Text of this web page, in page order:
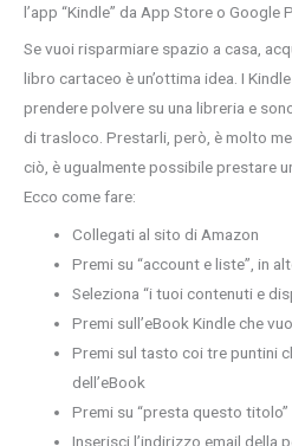
l’app “Kindle” da App Store o Google
Se vuoi risparmiare spazio a casa,
libro cartaceo è un’ottima idea. I
prendere polvere su una libreria e
di trasloco. Prestarli, però, è molto
ciò, è ugualmente possibile prestare
Ecco come fare:
Collegati al sito di Amazon
Premi su “account e liste”, in
Seleziona “i tuoi contenuti e
Premi sull’eBook Kindle che
Premi sul tasto coi tre puntini
dell’eBook
Premi su “presta questo titolo”
Inserisci l’indirizzo email della